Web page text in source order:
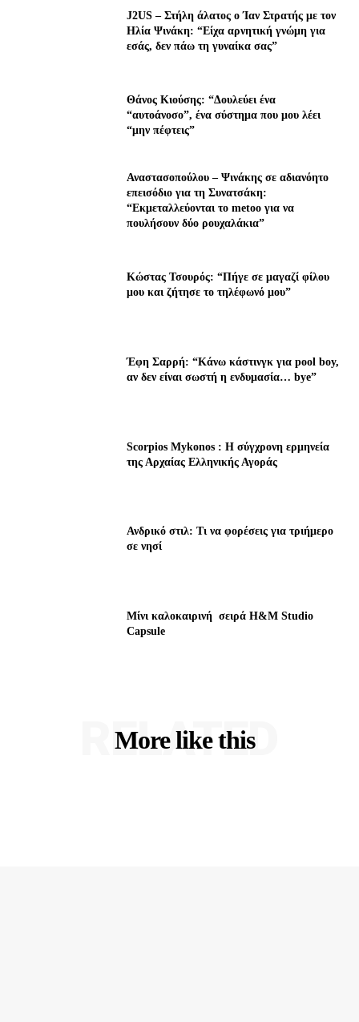
J2US – Στήλη άλατος ο Ίαν Στρατής με τον
Ηλία Ψινάκη: “Είχα αρνητική γνώμη για
εσάς, δεν πάω τη γυναίκα σας”
Θάνος Κιούσης: “Δουλεύει ένα
“αυτοάνοσο”, ένα σύστημα που μου λέει
“μην πέφτεις”
Αναστασοπούλου – Ψινάκης σε αδιανόητο
επεισόδιο για τη Συνατσάκη:
“Εκμεταλλεύονται το metoo για να
πουλήσουν δύο ρουχαλάκια”
Κώστας Τσουρός: “Πήγε σε μαγαζί φίλου
μου και ζήτησε το τηλέφωνό μου”
Έφη Σαρρή: “Κάνω κάστινγκ για pool boy,
αν δεν είναι σωστή η ενδυμασία… bye”
Scorpios Mykonos : Η σύγχρονη ερμηνεία
της Αρχαίας Ελληνικής Αγοράς
Ανδρικό στιλ: Τι να φορέσεις για τριήμερο
σε νησί
Μίνι καλοκαιρινή σειρά H&M Studio
Capsule
More like this
RELATED